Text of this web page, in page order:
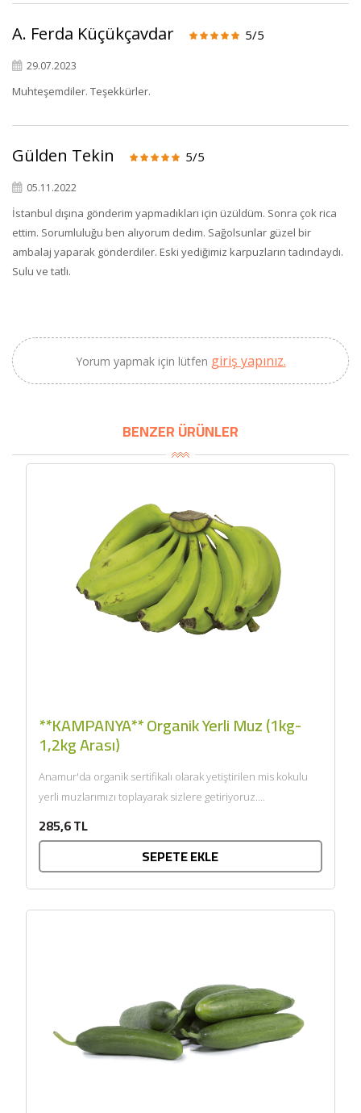
A. Ferda Küçükçavdar 5/5
29.07.2023
Muhteşemdiler. Teşekkürler.
Gülden Tekin 5/5
05.11.2022
İstanbul dışına gönderim yapmadıkları için üzüldüm. Sonra çok rica
ettim. Sorumluluğu ben alıyorum dedim. Sağolsunlar güzel bir
ambalaj yaparak gönderdiler. Eski yediğimiz karpuzların tadındaydı.
Sulu ve tatlı.
Yorum yapmak için lütfen giriş yapınız.
BENZER ÜRÜNLER
**KAMPANYA** Organik Yerli Muz (1kg-
1,2kg Arası)
Anamur'da organik sertifikalı olarak yetiştirilen mis kokulu
yerli muzlarımızı toplayarak sizlere getiriyoruz....
285,6 TL
SEPETE EKLE
2100,00 TL
Güney Ege, 5 Litre) -
AtcaNova